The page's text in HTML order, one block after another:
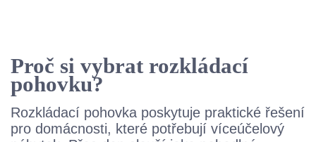
Proč si vybrat rozkládací
pohovku?
Rozkládací pohovka poskytuje praktické řešení
pro domácnosti, které potřebují víceúčelový